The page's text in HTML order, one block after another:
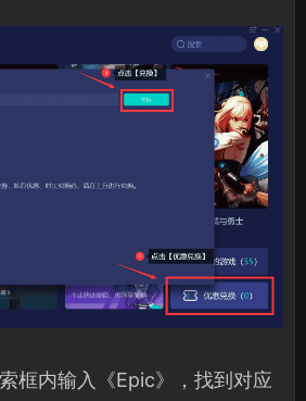
框内输入《Epic》，找到对应